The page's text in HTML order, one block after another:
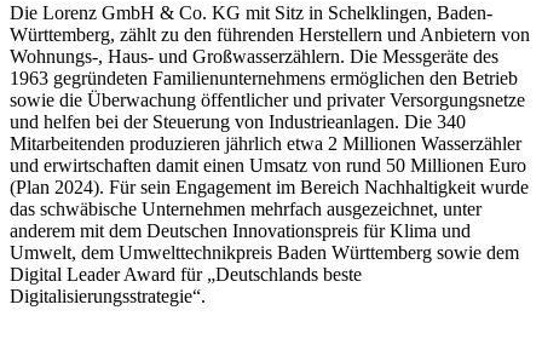
Die Lorenz GmbH & Co. KG mit Sitz in Schelklingen, Baden-
Württemberg, zählt zu den führenden Herstellern und Anbietern von
Wohnungs-, Haus- und Großwasserzählern. Die Messgeräte des
1963 gegründeten Familienunternehmens ermöglichen den Betrieb
sowie die Überwachung öffentlicher und privater Versorgungsnetze
und helfen bei der Steuerung von Industrieanlagen. Die 340
Mitarbeitenden produzieren jährlich etwa 2 Millionen Wasserzähler
und erwirtschaften damit einen Umsatz von rund 50 Millionen Euro
(Plan 2024). Für sein Engagement im Bereich Nachhaltigkeit wurde
das schwäbische Unternehmen mehrfach ausgezeichnet, unter
anderem mit dem Deutschen Innovationspreis für Klima und
Umwelt, dem Umwelttechnikpreis Baden Württemberg sowie dem
Digital Leader Award für „Deutschlands beste
Digitalisierungsstrategie“.